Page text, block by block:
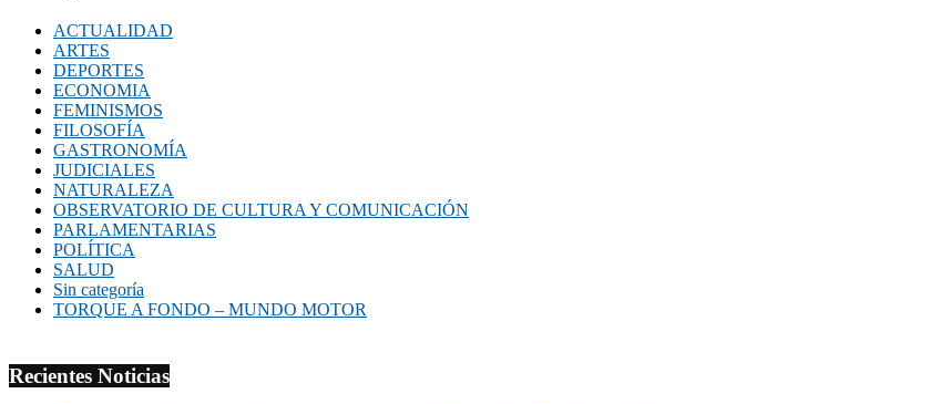
ACTUALIDAD
ARTES
DEPORTES
ECONOMIA
FEMINISMOS
FILOSOFÍA
GASTRONOMÍA
JUDICIALES
NATURALEZA
OBSERVATORIO DE CULTURA Y COMUNICACIÓN
PARLAMENTARIAS
POLÍTICA
SALUD
Sin categoría
TORQUE A FONDO – MUNDO MOTOR
Recientes Noticias